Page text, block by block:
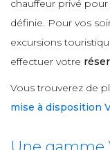
chauffeur privé
définie. Pour vos
excursions
effectuer votre
Vous trouverez de
mise à disposition